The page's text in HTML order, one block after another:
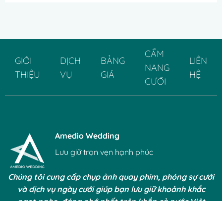
GIỚI
THIỆU
DỊCH
VỤ
BẢNG
GIÁ
CẨM
NANG
CƯỚI
LIÊN
HỆ
Amedio Wedding
Lưu giữ trọn vẹn hạnh phúc
Chúng tôi cung cấp chụp ảnh quay phim, phóng sự cưới
và dịch vụ ngày cưới giúp bạn lưu giữ khoảnh khắc